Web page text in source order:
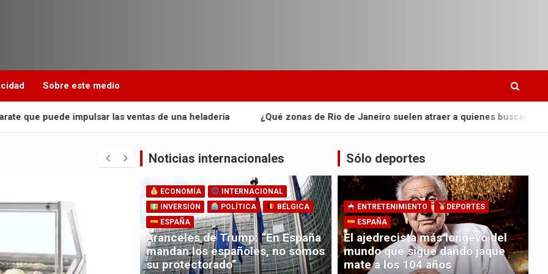
Sobre este medio
las ventas de una heladería ¿Qué zonas de Rio de Janeiro suelen atraer a quienes buscan viajes más relajados?
Noticias internacionales
ECONOMÍA
INTERNACIONAL
INVERSIÓN
POLÍTICA
BÉLGICA
ESPAÑA
Aranceles de Trump: “En España
mandan los españoles, no somos
su protectorado”
Sólo deportes
ENTRETENIMIENTO
DEPORTES
ESPAÑA
El ajedrecista más longevo del
mundo que sigue dando jaque
mate a los 104 años